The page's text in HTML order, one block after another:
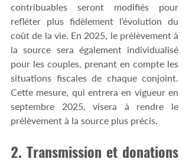
contribuables seront modifiés pour
refléter plus fidèlement l’évolution du
coût de la vie. En 2025, le prélèvement à
la source sera également individualisé
pour les couples, prenant en compte les
situations fiscales de chaque conjoint.
Cette mesure, qui entrera en vigueur en
septembre 2025, visera à rendre le
prélèvement à la source plus précis.
2. Transmission et donations